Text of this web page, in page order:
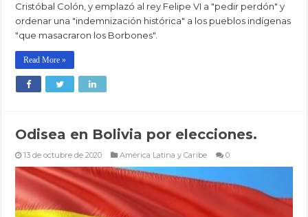
Cristóbal Colón, y emplazó al rey Felipe VI a "pedir perdón" y
ordenar una "indemnización histórica" a los pueblos indígenas
"que masacraron los Borbones".
Read More »
Odisea en Bolivia por elecciones.
13 de octubre de 2020 América Latina y Caribe 0